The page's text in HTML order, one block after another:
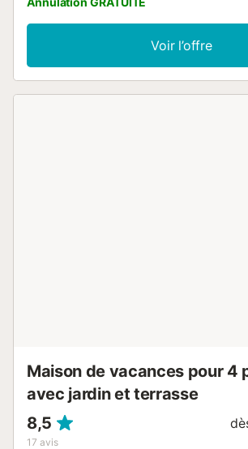
équipée de la climatisation, d’un ventilateur,
télévision avec vidéo à la demande, du
appels vidéo, d’un bureau et d’un lave-
est disponible pour les familles avec de
Profitez d’une magnifique vue sur la mer
Voir l’offre
Maison de vacances pour 4
avec jardin et terrasse
8,5
17 avis